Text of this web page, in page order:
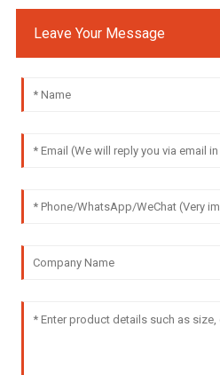
Leave Your Message